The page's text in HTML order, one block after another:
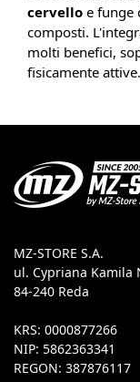
cervello e funge
composti.
molti benefici,
fisicamente attive.
MZ-STORE S.A.
ul. Cypriana Kamila
84-240 Reda
KRS: 0000877266
NIP: 5862363341
REGON: 387876117